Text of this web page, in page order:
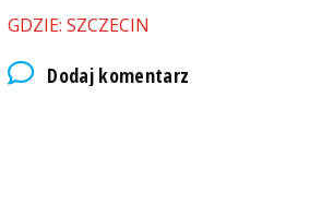
GDZIE: SZCZECIN
Dodaj komentarz